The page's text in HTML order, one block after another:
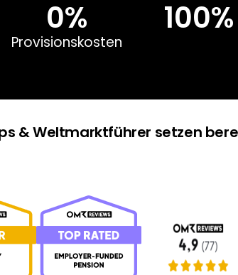
0%
Provisionskosten
100%
& Weltmarktführer setzen